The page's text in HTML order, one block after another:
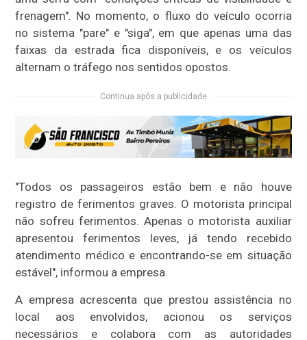
frenagem". No momento, o fluxo do veículo ocorria
no sistema "pare" e "siga", em que apenas uma das
faixas da estrada fica disponíveis, e os veículos
alternam o tráfego nos sentidos opostos.
Continua após a publicidade
"Todos os passageiros estão bem e não houve
registro de ferimentos graves. O motorista principal
não sofreu ferimentos. Apenas o motorista auxiliar
apresentou ferimentos leves, já tendo recebido
atendimento médico e encontrando-se em situação
estável", informou a empresa.
A empresa acrescenta que prestou assistência no
local aos envolvidos, acionou os serviços
necessários e colabora com as autoridades